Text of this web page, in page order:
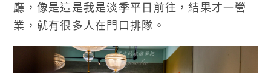
廳，像是這是我是淡季平日前往，結果才一營
業，就有很多人在門口排隊。